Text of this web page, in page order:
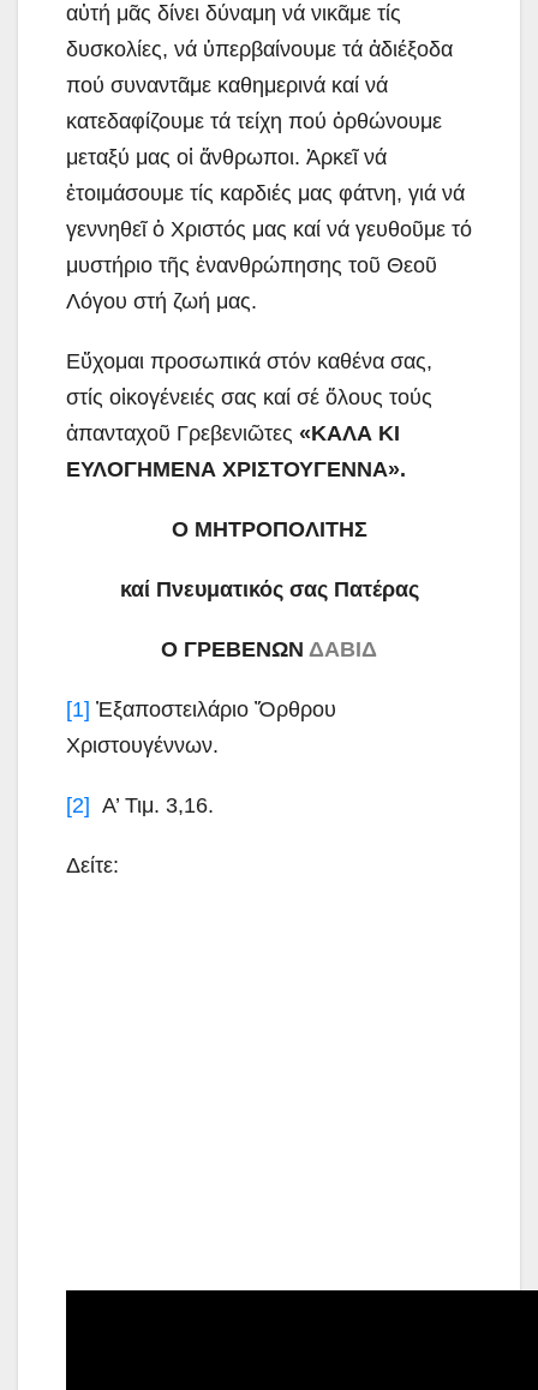
αὐτή μᾶς δίνει δύναμη νά νικᾶμε τίς
δυσκολίες, νά ὑπερβαίνουμε τά ἀδιέξοδα
πού συναντᾶμε καθημερινά καί νά
κατεδαφίζουμε τά τείχη πού ὀρθώνουμε
μεταξύ μας οἱ ἄνθρωποι. Ἀρκεῖ νά
ἑτοιμάσουμε τίς καρδιές μας φάτνη, γιά νά
γεννηθεῖ ὁ Χριστός μας καί νά γευθοῦμε τό
μυστήριο τῆς ἐνανθρώπησης τοῦ Θεοῦ
Λόγου στή ζωή μας.
Εὔχομαι προσωπικά στόν καθένα σας,
στίς οἰκογένειές σας καί σέ ὅλους τούς
ἀπανταχοῦ Γρεβενιῶτες «ΚΑΛΑ ΚΙ
ΕΥΛΟΓΗΜΕΝΑ ΧΡΙΣΤΟΥΓΕΝΝΑ».
Ο ΜΗΤΡΟΠΟΛΙΤΗΣ
καί Πνευματικός σας Πατέρας
Ο ΓΡΕΒΕΝΩΝ ΔΑΒΙΔ
[1] Ἐξαποστειλάριο Ὄρθρου
Χριστουγέννων.
[2] Α’ Τιμ. 3,16.
Δείτε: